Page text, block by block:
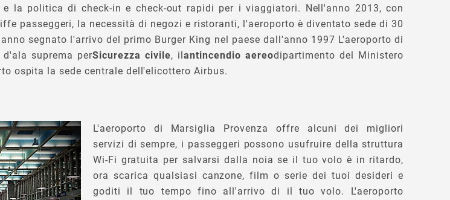
la politica di check-in e check-out rapidi per i viaggiatori. Nell'anno 2013, con
passeggeri, la necessità di negozi e ristoranti, l'aeroporto è diventato sede di 30
segnato l'arrivo del primo Burger King nel paese dall'anno 1997 L'aeroporto di
suprema perSicurezza civile, ilantincendio aereodipartimento del Ministero
ospita la sede centrale dell'elicottero Airbus.
L'aeroporto di Marsiglia Provenza offre alcuni dei migliori
servizi di sempre, i passeggeri possono usufruire della struttura
Wi-Fi gratuita per salvarsi dalla noia se il tuo volo è in ritardo,
ora scarica qualsiasi canzone, film o serie dei tuoi desideri e
goditi il tuo tempo fino all'arrivo di il tuo volo. L'aeroporto